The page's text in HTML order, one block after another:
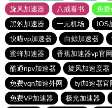
旋风加速器
八戒看书
免费
黑豹加速器
一元机场 IOS
快喵vp加速器
白鲸加速器
蜜蜂加速器
香蕉加速器vp官网
酷通npv加速器
旋风加速度器
免费vqn加速外网
tyl加速器官
免费VP加速器
极光加速器